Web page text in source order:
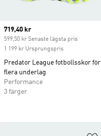
Current price
719,40 kr
599,50 kr Senaste lägsta pris
1 199 kr Ursprungspris
Predator League fotbollsskor för
flera underlag
Performance
3 färger